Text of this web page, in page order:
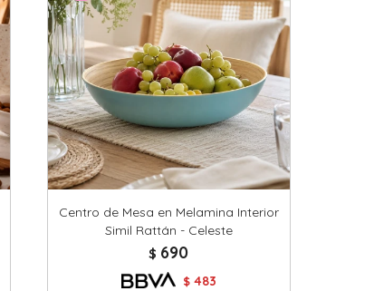
Centro de Mesa en Melamina Interior
Simil Rattán - Celeste
$ 690
$ 483